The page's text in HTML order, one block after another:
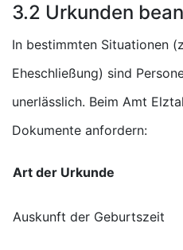
3.2 Urkunden
In bestimmten Situationen
Eheschließung) sind
unerlässlich. Beim Amt
Dokumente anfordern:
Art der Urkunde
Auskunft der Geburtszeit